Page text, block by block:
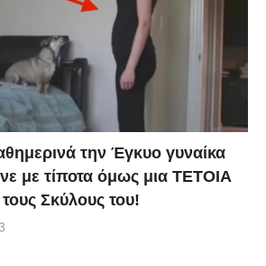
την Έγκυο γυναίκα
με τίποτα όμως μια ΤΕΤΟΙΑ
Σκύλους του!